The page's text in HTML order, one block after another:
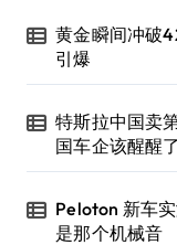
黄金瞬间冲破
引爆
特斯拉中国卖
国车企该醒醒了
Peloton 新车
是那个机械音